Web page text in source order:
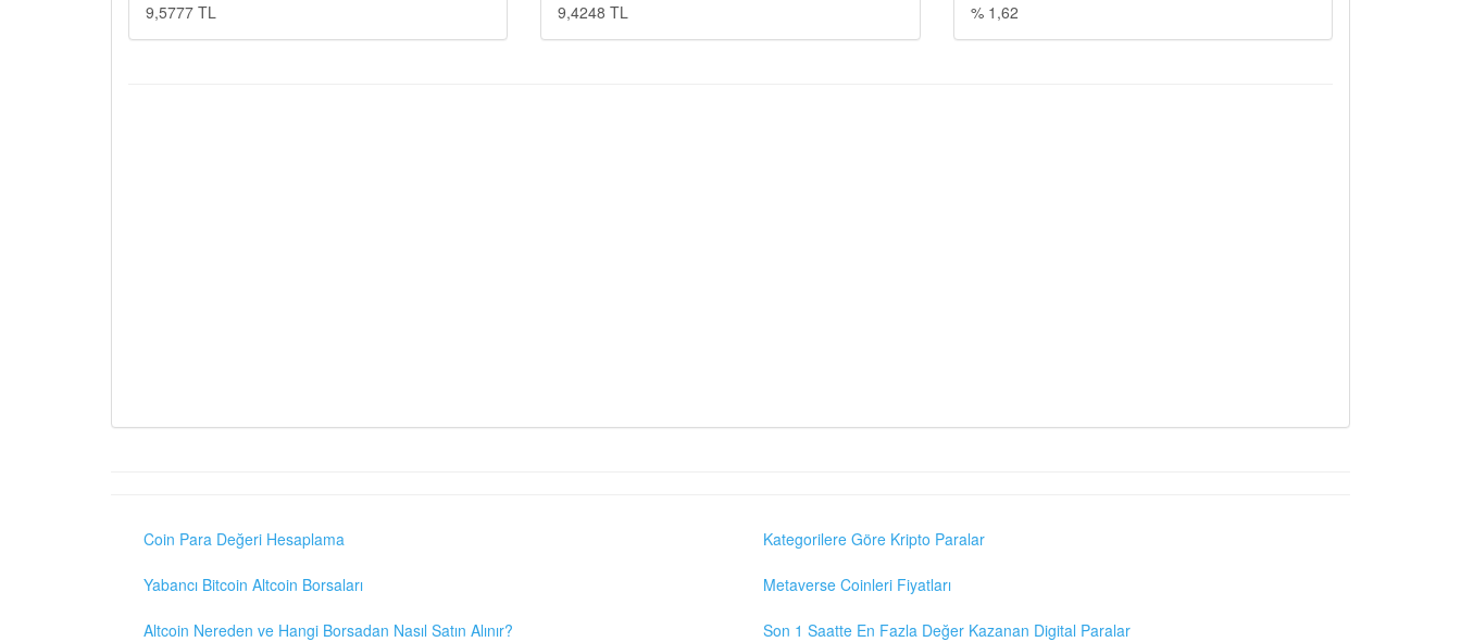
9,5777 TL 9,4248 TL % 1,62
Coin Para Değeri Hesaplama
Yabancı Bitcoin Altcoin Borsaları
Altcoin Nereden ve Hangi Borsadan Nasıl Satın Alınır?
Kategorilere Göre Kripto Paralar
Metaverse Coinleri Fiyatları
Son 1 Saatte En Fazla Değer Kazanan Digital Paralar